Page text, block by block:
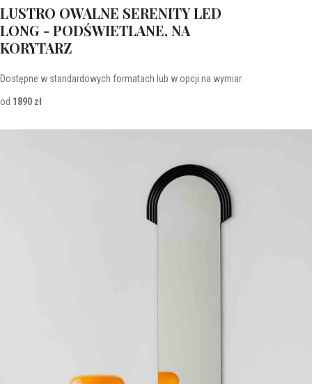
LUSTRO OWALNE SERENITY LED
LONG - PODŚWIETLANE, NA
KORYTARZ
Dostępne w standardowych formatach lub w opcji na wymiar
od 1890 zł